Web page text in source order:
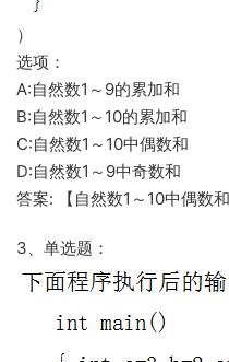
）
选项：
A:自然数1～9的累加和
B:自然数1～10的累加和
C:自然数1～10中偶数和
D:自然数1～9中奇数和
答案: 【自然数1～10中偶数和
3、单选题：